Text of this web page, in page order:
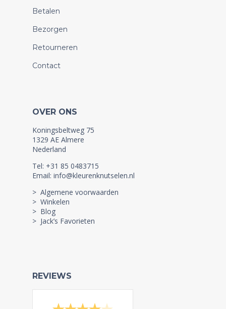
Betalen
Bezorgen
Retourneren
Contact
OVER ONS
Koningsbeltweg 75
1329 AE Almere
Nederland
Tel: +31 85 0483715
Email: info@kleurenknutselen.nl
> Algemene voorwaarden
> Winkelen
> Blog
> Jack’s Favorieten
REVIEWS